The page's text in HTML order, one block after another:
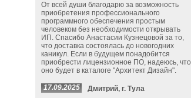
От всей души благодарю за возможность
приобретения профессионального
программного обеспечения простым
человеком без необходимости открывать
ИП. Спасибо Анастасии Кузнецовой за то,
что доставка состоялась до новогодних
каникул. Если в будущем понадобится
приобрести лицензионное ПО, надеюсь, что
оно будет в каталоге "Архитект Дизайн".
17.09.2025
Дмитрий, г. Тула